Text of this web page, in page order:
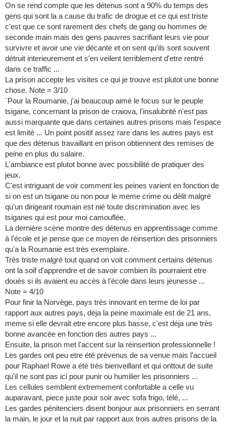
On se rend compte que les détenus sont a 90% du temps des
gens qui sont la a cause du trafic de drogue et ce qui est triste
c'est que ce sont rarement des chefs de gang ou hommes de
seconde main mais des gens pauvres sacrifiant leurs vie pour
survivre et avoir une vie décante et on sent qu'ils sont souvent
détruit interieurement et s'en veilent terriblement d'etre rentré
dans ce traffic ...
La prison accepte les visites ce qui je trouve est plutot une bonne
chose. Note = 3/10
¨Pour la Roumanie, j'ai beaucoup aimé le focus sur le peuple
tsigane, concernant la prison de craiova, l'insalubrité n'est pas
aussi marquante que dans certaines autres prisons mais l'espace
est limité ... Un point positif assez rare dans les autres pays est
que des détenus travaillant en prison obtiennent des remises de
peine en plus du salaire.
L'ambiance est plutot bonne avec possibilité de pratiquer des
jeux.
C'est intriguant de voir comment les peines varient en fonction de
si on est un tsigane ou non pour le meme crime ou délit malgré
qu'un dirigeant roumain est nié toute discrimination avec les
tsiganes qui est pour moi camouflée.
La dernière scène montre des détenus en apprentissage comme
à l'école et je pense que ce moyen de réinsertion des prisonniers
qu'a la Roumanie est très exemplaire.
Très triste malgré tout quand on voit comment certains détenus
ont la soif d'apprendre et de savoir combien ils pourraient etre
doués si ils avaient eu accès à l'école dans leurs jeunesse ...
Note = 4/10
Pour finir la Norvège, pays très innovant en terme de loi par
rapport aux autres pays, déja la peine maximale est de 21 ans,
meme si elle devrait etre encore plus basse, c'est déja une très
bonne avancée en fonction des autres pays ...
Ensuite, la prison met l'accent sur la réinsertion professionnelle !
Les gardes ont peu etre été prévenus de sa venue mais l'accueil
pour Raphael Rowe a été très bienveillant et qui onttout de suite
qu'il ne sont pas ici pour punir ou humilier les prisonniers ...
Les cellules semblent extremement confortable a celle vu
auparavant, piece juste pour soir avec sofa frigo, télé, ...
Les gardes pénitenciers disent bonjour aux prisonniers en serrant
la main, le jour et la nuit par rapport aux trois autres prisons de la